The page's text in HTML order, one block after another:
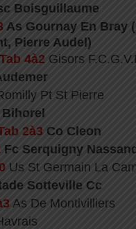
Boisguillaume
As Gournay En Bray
Pierre Audel)
4à2 Gisors
Pt St Pierre
2à3 Co Cleon
Fc Serquigny
Us St Germain La
Sotteville Cc
As De Montivilliers